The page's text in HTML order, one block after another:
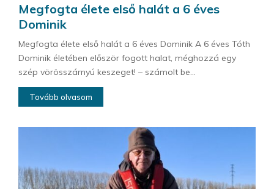
Megfogta élete első halát a 6 éves
Dominik
Megfogta élete első halát a 6 éves Dominik A 6 éves Tóth
Dominik életében először fogott halat, méghozzá egy
szép vörösszárnyú keszeget! – számolt be...
Tovább olvasom